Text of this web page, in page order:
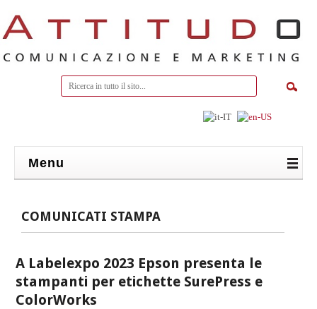
Menu
COMUNICATI STAMPA
A Labelexpo 2023 Epson presenta le
stampanti per etichette SurePress e
ColorWorks